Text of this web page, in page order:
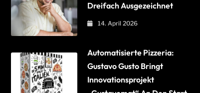
Dreifach Ausgezeichnet
14. April 2026
Automatisierte Pizzeria:
Gustavo Gusto Bringt
Innovationsprojekt